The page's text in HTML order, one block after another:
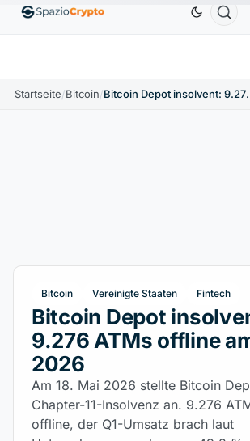
EthereumETH1.880,58 $ Tether USDT
Startseite/Bitcoin/ Bitcoin Depot
Bitcoin Vereinigte Staaten Fintech
Bitcoin Depot
9.276 ATMs offline
2026
Am 18. Mai 2026 stellte Bitcoin
Chapter-11-Insolvenz an. 9.276
offline, der Q1-Umsatz brach laut